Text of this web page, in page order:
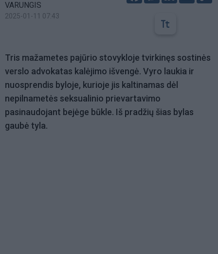
VARUNGIS
2025-01-11 07:43
Tris mažametes pajūrio stovykloje tvirkinęs sostinės
verslo advokatas kalėjimo išvengė. Vyro laukia ir
nuosprendis byloje, kurioje jis kaltinamas dėl
nepilnametės seksualinio prievartavimo
pasinaudojant bejėge būkle. Iš pradžių šias bylas
gaubė tyla.